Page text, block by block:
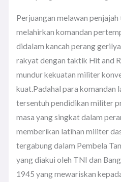
Perjuangan melawan
melahirkan komandan
didalam kancah perang
rakyat dengan taktik Hit and
mundur kekuatan militer
kuat.Padahal para komandan
tersentuh pendidikan militer
masa yang singkat dalam
memberikan latihan militer
tergabung dalam Pembela
yang diakui oleh TNI dan
1945 yang mewariskan